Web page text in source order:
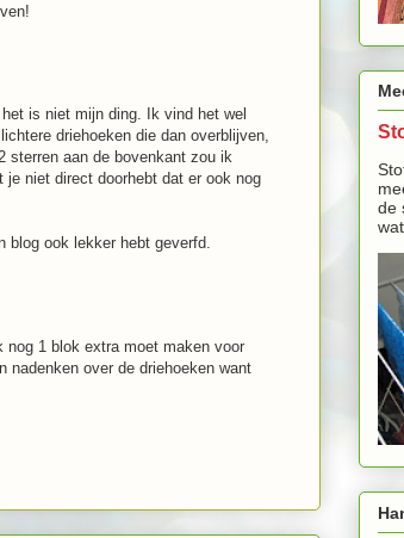
is niet mijn ding. Ik vind het wel
driehoeken die dan overblijven,
sterren aan de bovenkant zou ik
niet direct doorhebt dat er ook nog
blog ook lekker hebt geverfd.
1 blok extra moet maken voor
nadenken over de driehoeken want
de